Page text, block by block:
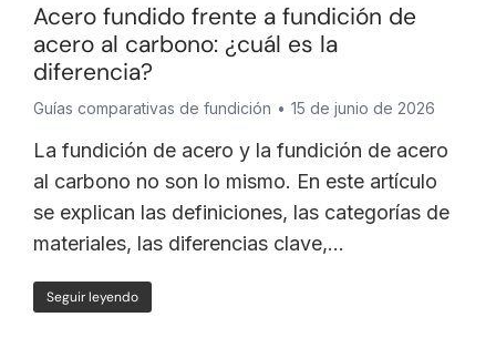
Acero fundido frente a fundición de
acero al carbono: ¿cuál es la
diferencia?
Guías comparativas de fundición 15 de junio de 2026
La fundición de acero y la fundición de acero
al carbono no son lo mismo. En este artículo
se explican las definiciones, las categorías de
materiales, las diferencias clave,…
Seguir leyendo